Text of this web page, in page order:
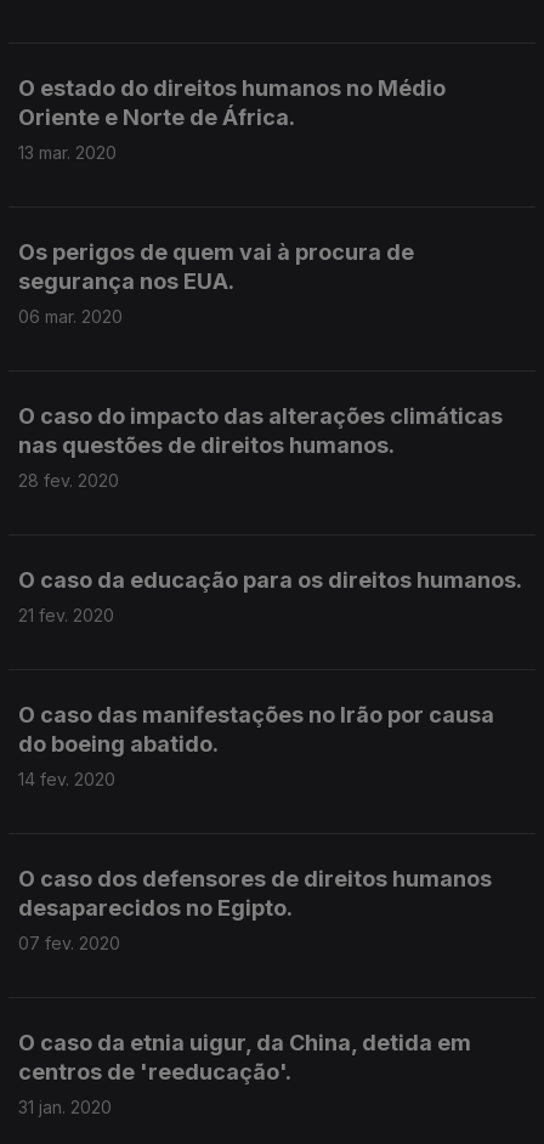
O estado do direitos humanos no Médio
Oriente e Norte de África.
13 mar. 2020
Os perigos de quem vai à procura de
segurança nos EUA.
06 mar. 2020
O caso do impacto das alterações climáticas
nas questões de direitos humanos.
28 fev. 2020
O caso da educação para os direitos humanos.
21 fev. 2020
O caso das manifestações no Irão por causa
do boeing abatido.
14 fev. 2020
O caso dos defensores de direitos humanos
desaparecidos no Egipto.
07 fev. 2020
O caso da etnia uigur, da China, detida em
centros de 'reeducação'.
31 jan. 2020